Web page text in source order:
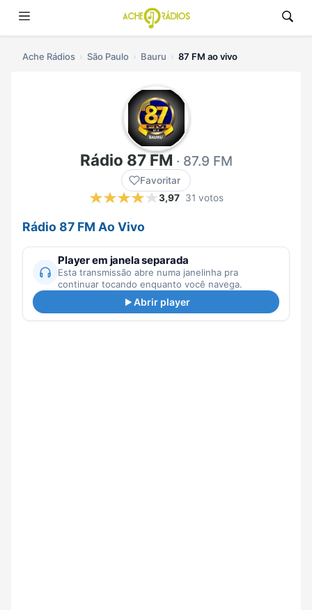
Ache Rádios São Paulo Bauru 87 FM ao vivo
Rádio 87 FM · 87.9 FM
Favoritar
3,97 31 votos
Rádio 87 FM Ao Vivo
Player em janela separada
Esta transmissão abre numa janelinha pra
continuar tocando enquanto você navega.
Abrir player